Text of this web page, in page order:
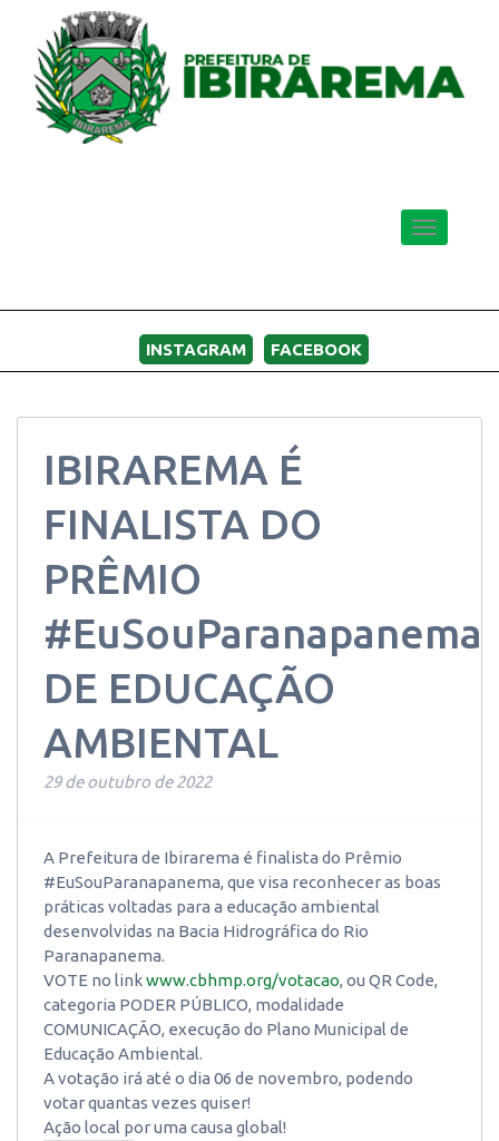
Toggle
INSTAGRAM FACEBOOK
IBIRAREMA É
FINALISTA DO
PRÊMIO
#EuSouParanapanema
DE EDUCAÇÃO
AMBIENTAL
29 de outubro de 2022
A Prefeitura de Ibirarema é finalista do Prêmio
#EuSouParanapanema, que visa reconhecer as boas
práticas voltadas para a educação ambiental
desenvolvidas na Bacia Hidrográfica do Rio
Paranapanema.
VOTE no linkwww.cbhmp.org/votacao, ou QR Code,
categoria PODER PÚBLICO, modalidade
COMUNICAÇÃO, execução do Plano Municipal de
Educação Ambiental.
A votação irá até o dia 06 de novembro, podendo
votar quantas vezes quiser!
Ação local por uma causa global!